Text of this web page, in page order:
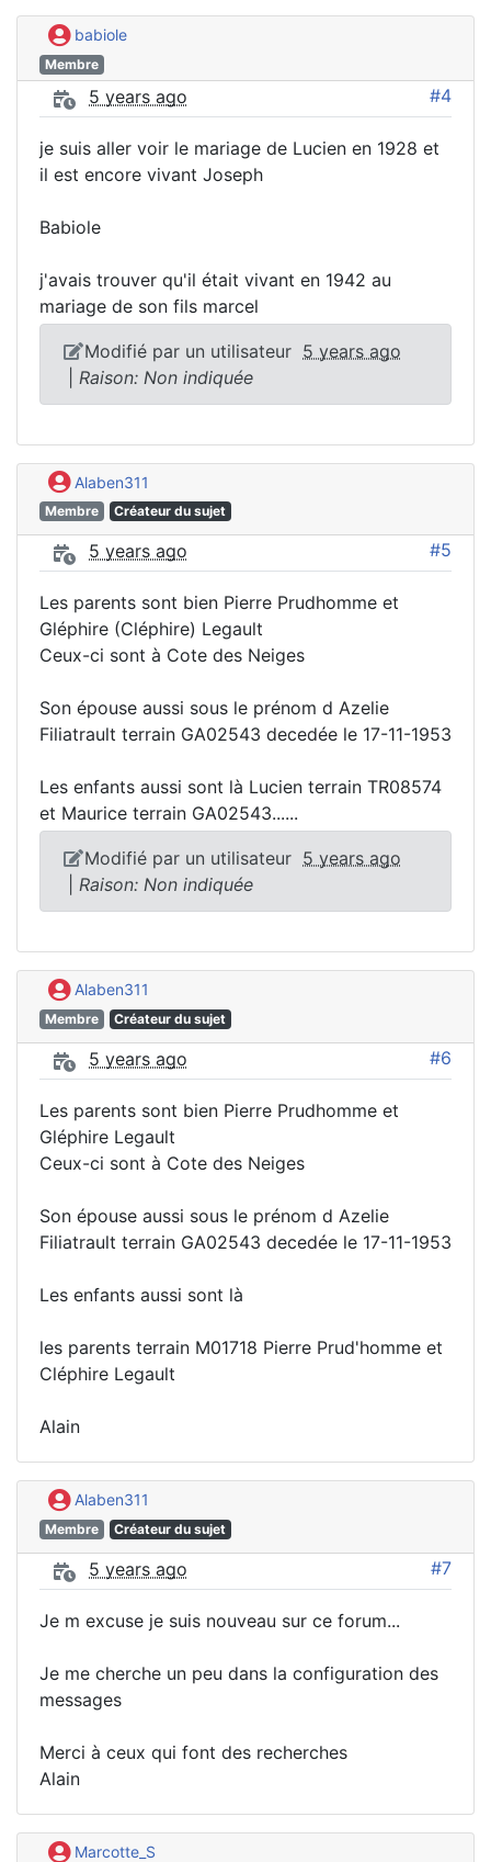
babiole
Membre
5 years ago #4
je suis aller voir le mariage de Lucien en 1928 et
il est encore vivant Joseph
Babiole
j'avais trouver qu'il était vivant en 1942 au
mariage de son fils marcel
Modifié par un utilisateur 5 years ago
Raison: Non indiquée
Alaben311
Membre Créateur du sujet
5 years ago #5
Les parents sont bien Pierre Prudhomme et
Gléphire (Cléphire) Legault
Ceux-ci sont à Cote des Neiges
Son épouse aussi sous le prénom d Azelie
Filiatrault terrain GA02543 decedée le 17-11-1953
Les enfants aussi sont là Lucien terrain TR08574
et Maurice terrain GA02543......
Modifié par un utilisateur 5 years ago
Raison: Non indiquée
Alaben311
Membre Créateur du sujet
5 years ago #6
Les parents sont bien Pierre Prudhomme et
Gléphire Legault
Ceux-ci sont à Cote des Neiges
Son épouse aussi sous le prénom d Azelie
Filiatrault terrain GA02543 decedée le 17-11-1953
Les enfants aussi sont là
les parents terrain M01718 Pierre Prud'homme et
Cléphire Legault
Alain
Alaben311
Membre Créateur du sujet
5 years ago #7
Je m excuse je suis nouveau sur ce forum...
Je me cherche un peu dans la configuration des
messages
Merci à ceux qui font des recherches
Alain
Marcotte_S